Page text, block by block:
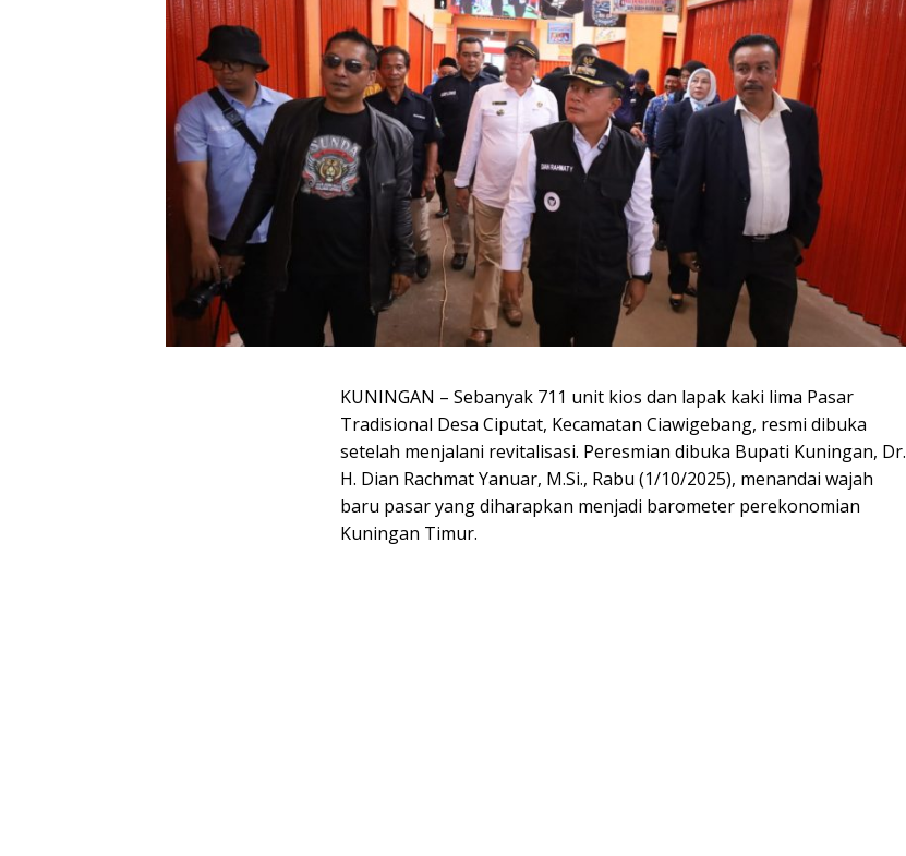
KUNINGAN – Sebanyak 711 unit kios dan lapak kaki lima Pasar
Tradisional Desa Ciputat, Kecamatan Ciawigebang, resmi dibuka
setelah menjalani revitalisasi. Peresmian dibuka Bupati Kuningan, Dr.
H. Dian Rachmat Yanuar, M.Si., Rabu (1/10/2025), menandai wajah
baru pasar yang diharapkan menjadi barometer perekonomian
Kuningan Timur.